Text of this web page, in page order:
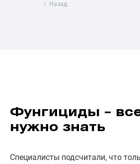
Назад
Фунгициды –
нужно знать
Специалисты подсчитали, что